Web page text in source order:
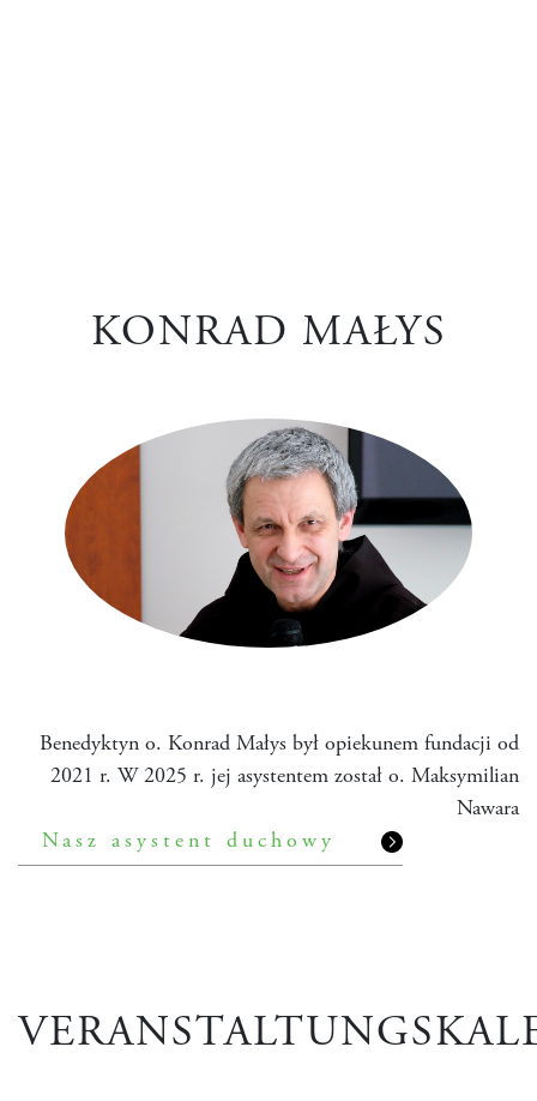
KONRAD MAŁYS
Benedyktyn o. Konrad Małys był opiekunem fundacji od
2021 r. W 2025 r. jej asystentem został o. Maksymilian
Nawara
Nasz asystent duchowy